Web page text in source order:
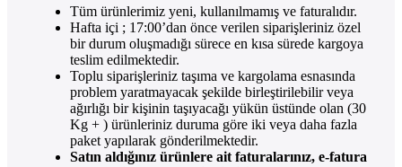
Tüm ürünlerimiz yeni, kullanılmamış ve faturalıdır.
Hafta içi ; 17:00’dan önce verilen siparişleriniz özel
bir durum oluşmadığı sürece en kısa sürede kargoya
teslim edilmektedir.
Toplu siparişleriniz taşıma ve kargolama esnasında
problem yaratmayacak şekilde birleştirilebilir veya
ağırlığı bir kişinin taşıyacağı yükün üstünde olan (30
Kg + ) ürünleriniz duruma göre iki veya daha fazla
paket yapılarak gönderilmektedir.
Satın aldığınız ürünlere ait faturalarınız, e-fatura